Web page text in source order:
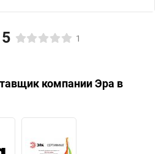
5 1
компанииЭра в